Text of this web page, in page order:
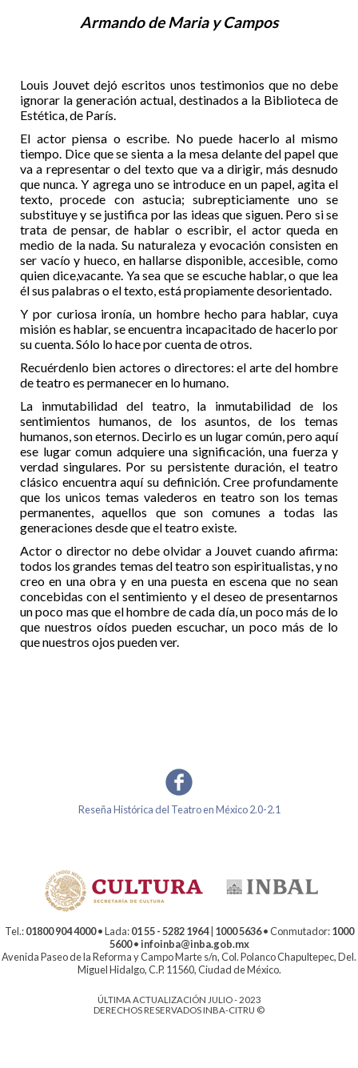
Armando de Maria y Campos
Louis Jouvet dejó escritos unos testimonios que no debe
ignorar la generación actual, destinados a la Biblioteca de
Estética, de París.
El actor piensa o escribe. No puede hacerlo al mismo
tiempo. Dice que se sienta a la mesa delante del papel que
va a representar o del texto que va a dirigir, más desnudo
que nunca. Y agrega uno se introduce en un papel, agita el
texto, procede con astucia; subrepticiamente uno se
substituye y se justifica por las ideas que siguen. Pero si se
trata de pensar, de hablar o escribir, el actor queda en
medio de la nada. Su naturaleza y evocación consisten en
ser vacío y hueco, en hallarse disponible, accesible, como
quien dice,vacante. Ya sea que se escuche hablar, o que lea
él sus palabras o el texto, está propiamente desorientado.
Y por curiosa ironía, un hombre hecho para hablar, cuya
misión es hablar, se encuentra incapacitado de hacerlo por
su cuenta. Sólo lo hace por cuenta de otros.
Recuérdenlo bien actores o directores: el arte del hombre
de teatro es permanecer en lo humano.
La inmutabilidad del teatro, la inmutabilidad de los
sentimientos humanos, de los asuntos, de los temas
humanos, son eternos. Decirlo es un lugar común, pero aquí
ese lugar comun adquiere una significación, una fuerza y
verdad singulares. Por su persistente duración, el teatro
clásico encuentra aquí su definición. Cree profundamente
que los unicos temas valederos en teatro son los temas
permanentes, aquellos que son comunes a todas las
generaciones desde que el teatro existe.
Actor o director no debe olvidar a Jouvet cuando afirma:
todos los grandes temas del teatro son espiritualistas, y no
creo en una obra y en una puesta en escena que no sean
concebidas con el sentimiento y el deseo de presentarnos
un poco mas que el hombre de cada día, un poco más de lo
que nuestros oídos pueden escuchar, un poco más de lo
que nuestros ojos pueden ver.
Reseña Histórica del Teatro en México 2.0-2.1
Tel.:01800 904 4000• Lada:01 55 - 5282 1964| 1000 5636• Conmutador:1000
5600•infoinba@inba.gob.mx
Avenida Paseo de la Reforma y Campo Marte s/n, Col. Polanco Chapultepec, Del.
Miguel Hidalgo, C.P. 11560, Ciudad de México.
ÚLTIMA ACTUALIZACIÓN JULIO - 2023
DERECHOS RESERVADOS INBA-CITRU ©